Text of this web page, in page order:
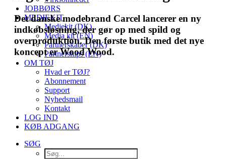
JOBBØRS
MEDIEKIT
Mediekit (DK)
Media kit (EN)
Partnerskaber (DK)
Partnerships (EN)
OM TØJ
Hvad er TØJ?
Abonnement
Support
Nyhedsmail
Kontakt
LOG IND
KØB ADGANG
SØG
Det danske modebrand Carcel lancerer en ny
indkøbsløsning, der gør op med spild og
overproduktion. Den første butik med det nye
koncept er Wood Wood.